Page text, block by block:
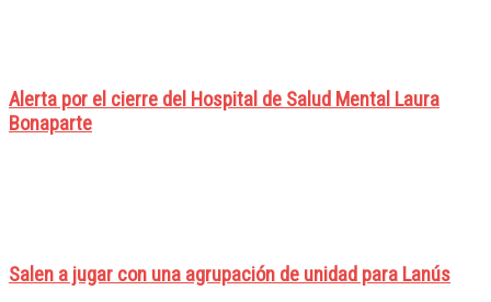
Alerta por el cierre del Hospital de Salud Mental Laura
Bonaparte
Salen a jugar con una agrupación de unidad para Lanús